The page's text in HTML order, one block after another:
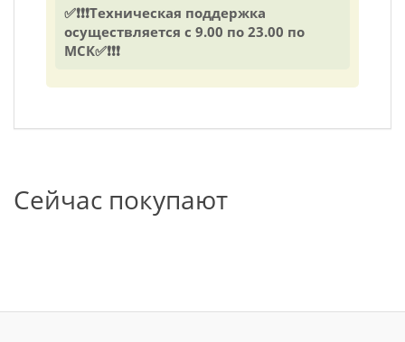
✅❗❗❗Техническая поддержка
осуществляется с 9.00 по 23.00 по
МСК✅❗❗❗
Сейчас покупают